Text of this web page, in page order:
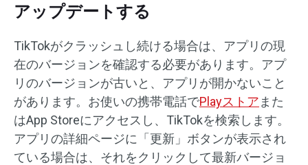
アップデートする
TikTokがクラッシュし続ける場合は、アプリの現
在のバージョンを確認する必要があります。アプ
リのバージョンが古いと、アプリが開かないこと
があります。お使いの携帯電話でPlayストア また
はApp Storeにアクセスし、TikTokを検索します。
アプリの詳細ページに「更新」ボタンが表示され
ている場合は、それをクリックして最新バージョ